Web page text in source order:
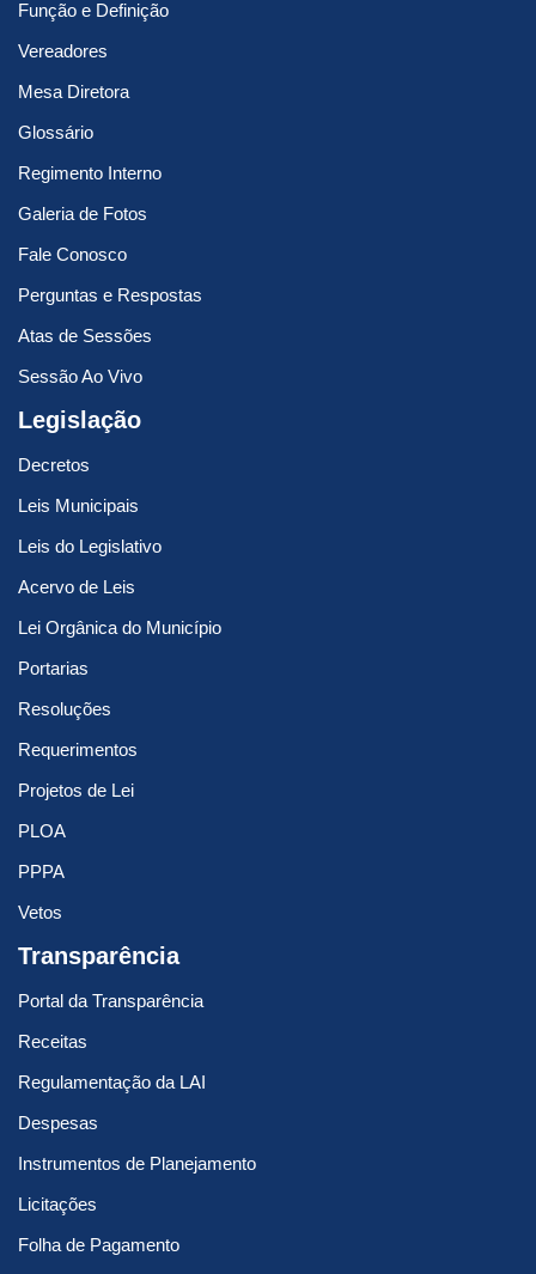
Função e Definição
Vereadores
Mesa Diretora
Glossário
Regimento Interno
Galeria de Fotos
Fale Conosco
Perguntas e Respostas
Atas de Sessões
Sessão Ao Vivo
Legislação
Decretos
Leis Municipais
Leis do Legislativo
Acervo de Leis
Lei Orgânica do Município
Portarias
Resoluções
Requerimentos
Projetos de Lei
PLOA
PPPA
Vetos
Transparência
Portal da Transparência
Receitas
Regulamentação da LAI
Despesas
Instrumentos de Planejamento
Licitações
Folha de Pagamento